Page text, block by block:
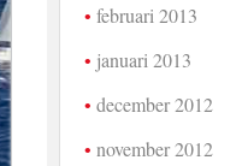
februari 2013
januari 2013
december 2012
november 2012